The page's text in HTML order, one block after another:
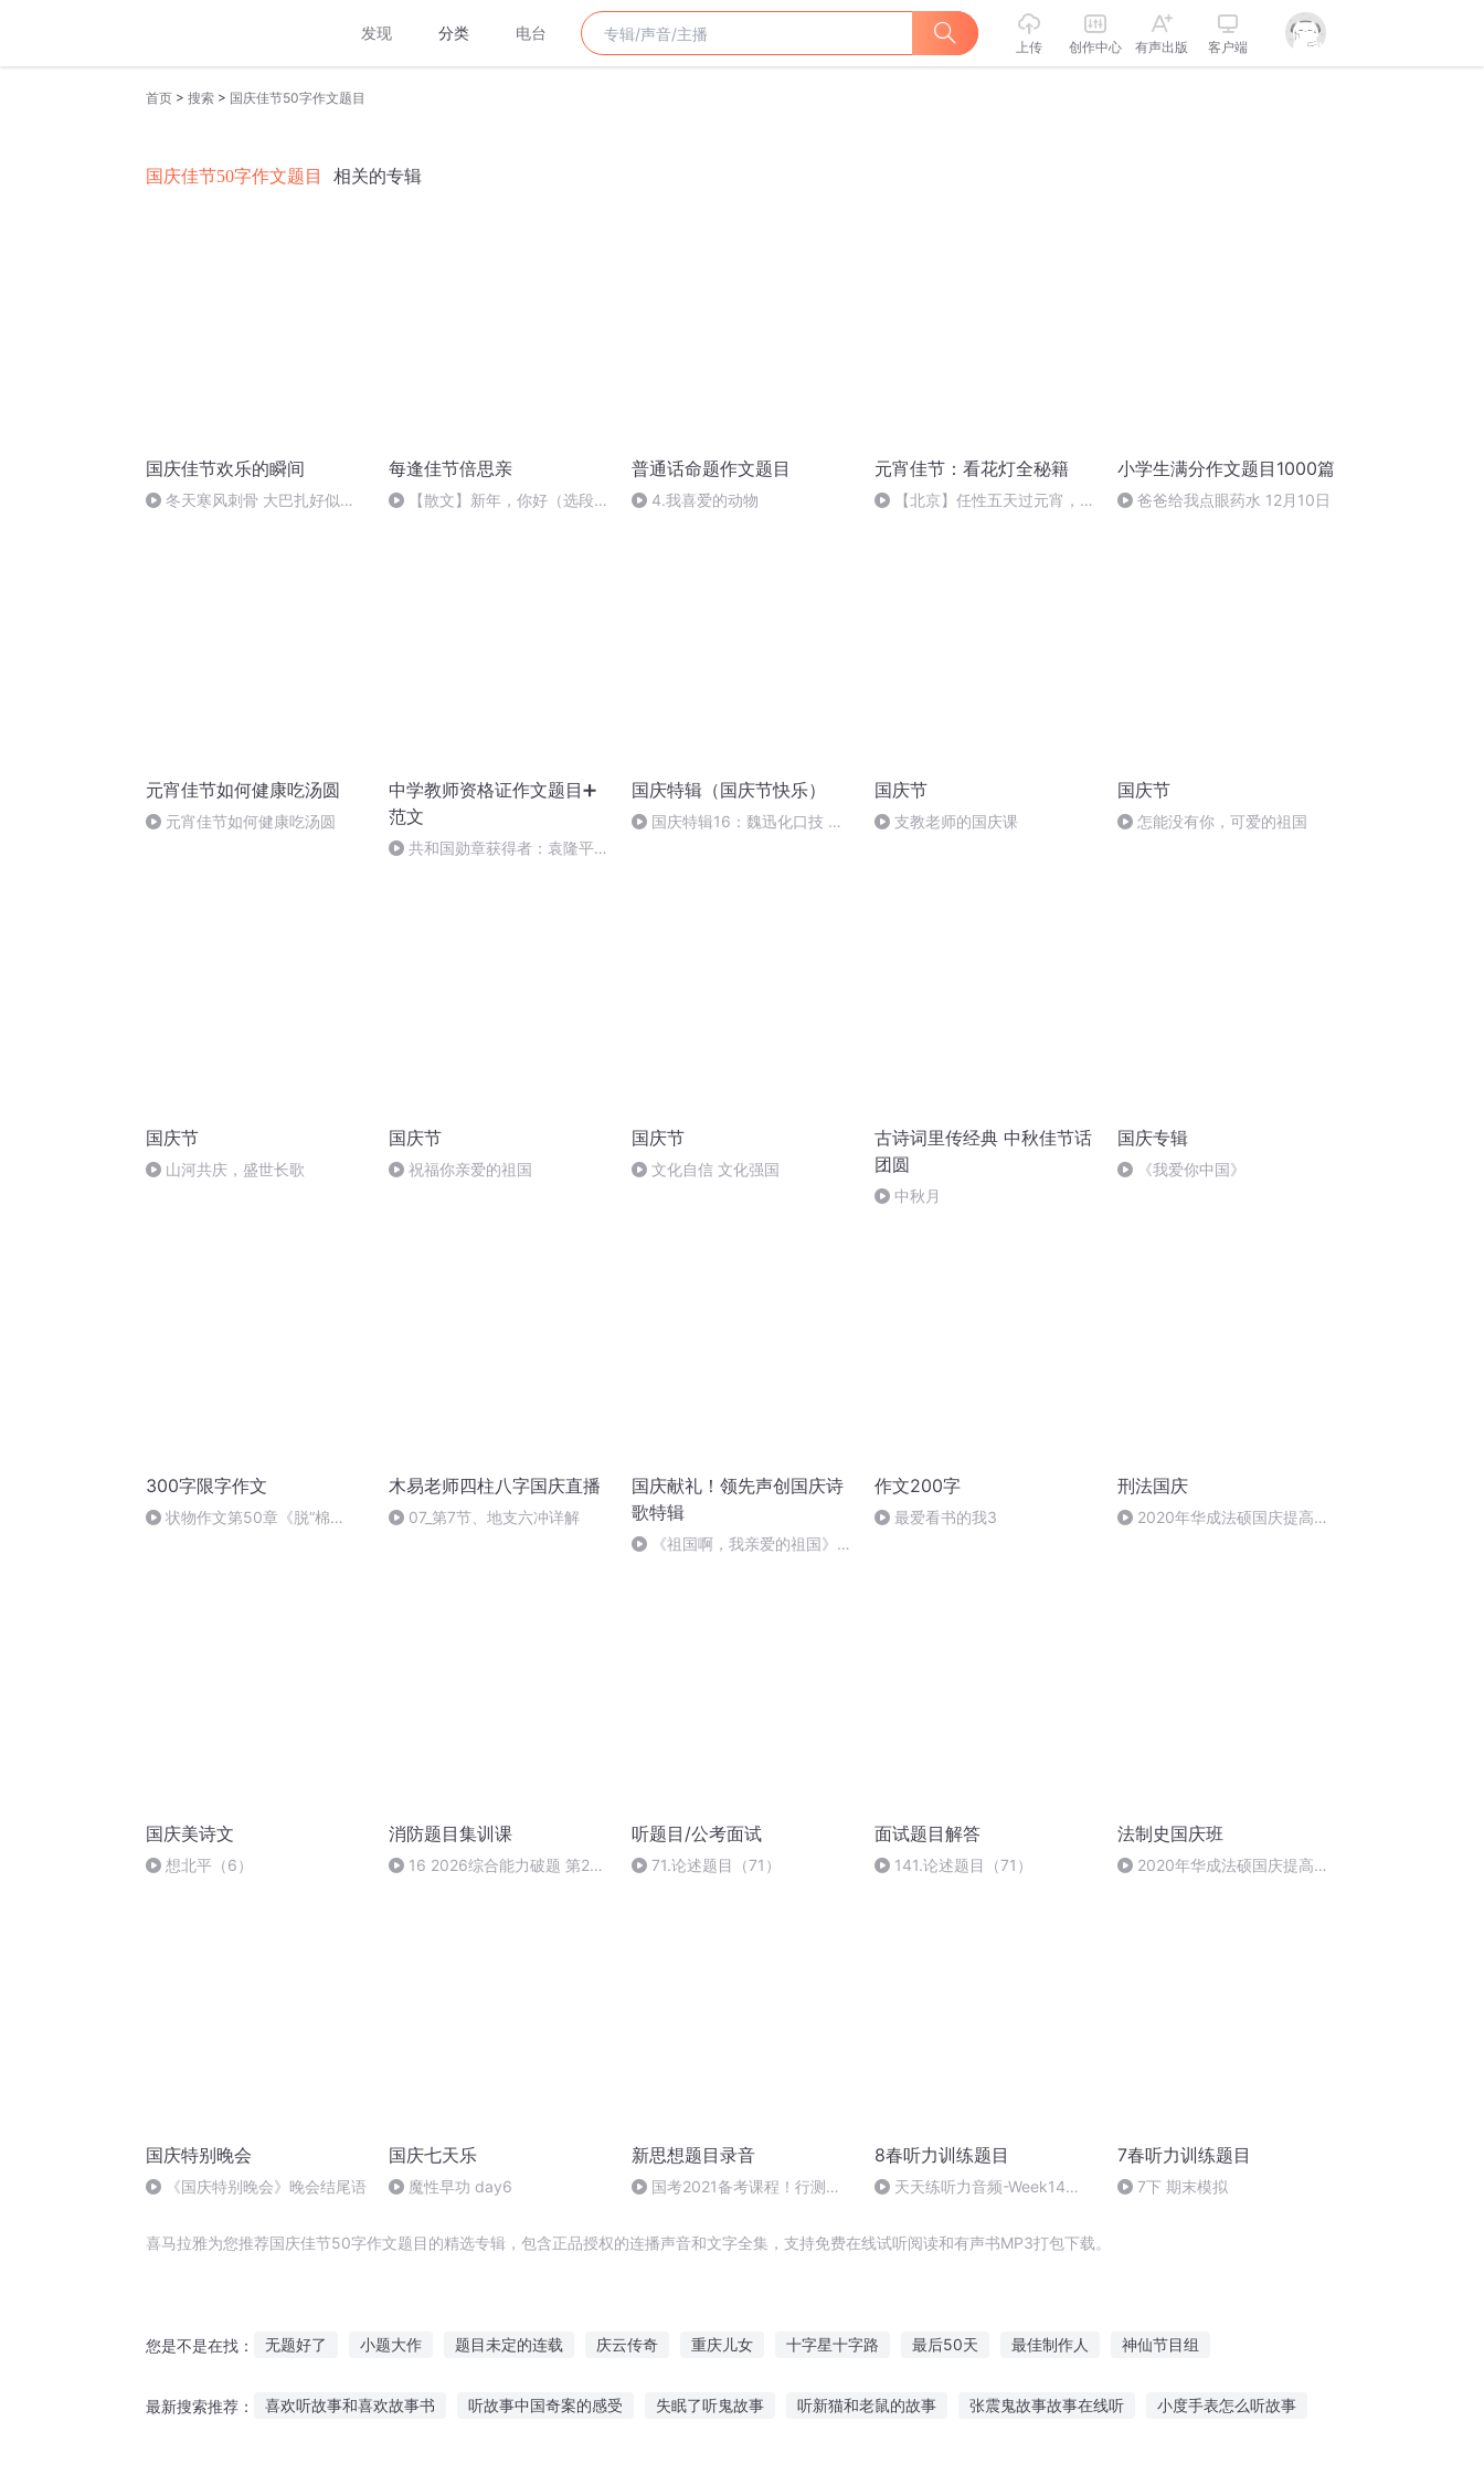
发现 分类 电台
上传 创作中心 有声出版 客户端
首页 > 搜索 > 国庆佳节50字作文题目
国庆佳节50字作文题目 相关的专辑
国庆佳节欢乐的瞬间
冬天寒风刺骨 大巴扎好似温
每逢佳节倍思亲
【散文】新年，你好（选段）
普通话命题作文题目
4.我喜爱的动物
元宵佳节：看花灯全秘籍
【北京】任性五天过元宵，看
小学生满分作文题目1000篇
爸爸给我点眼药水 12月10日
元宵佳节如何健康吃汤圆
元宵佳节如何健康吃汤圆
中学教师资格证作文题目➕
范文
共和国勋章获得者：袁隆平、
国庆特辑（国庆节快乐）
国庆特辑16：魏迅化口技 二
国庆节
支教老师的国庆课
国庆节
怎能没有你，可爱的祖国
国庆节
山河共庆，盛世长歌
国庆节
祝福你亲爱的祖国
国庆节
文化自信 文化强国
古诗词里传经典 中秋佳节话
团圆
中秋月
国庆专辑
《我爱你中国》
300字限字作文
状物作文第50章《脱“棉
木易老师四柱八字国庆直播
07_第7节、地支六冲详解
国庆献礼！领先声创国庆诗
歌特辑
《祖国啊，我亲爱的祖国》温
作文200字
最爱看书的我3
刑法国庆
2020年华成法硕国庆提高班
国庆美诗文
想北平（6）
消防题目集训课
16 2026综合能力破题 第212
听题目/公考面试
71.论述题目（71）
面试题目解答
141.论述题目（71）
法制史国庆班
2020年华成法硕国庆提高班
国庆特别晚会
《国庆特别晚会》晚会结尾语
国庆七天乐
魔性早功 day6
新思想题目录音
国考2021备考课程！行测知
8春听力训练题目
天天练听力音频-Week14
7春听力训练题目
7下 期末模拟
喜马拉雅为您推荐国庆佳节50字作文题目的精选专辑，包含正品授权的连播声音和文字全集，支持免费在线试听阅读和有声书MP3打包下载。
您是不是在找： 无题好了 小题大作 题目未定的连载 庆云传奇 重庆儿女 十字星十字路 最后50天 最佳制作人 神仙节目组
最新搜索推荐： 喜欢听故事和喜欢故事书 听故事中国奇案的感受 失眠了听鬼故事 听新猫和老鼠的故事 张震鬼故事故事在线听 小度手表怎么听故事